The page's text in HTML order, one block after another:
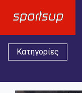
Κατηγορίες